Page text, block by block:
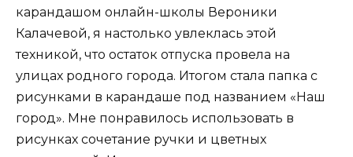
карандашом онлайн-школы Вероники
Калачевой, я настолько увлеклась этой
техникой, что остаток отпуска провела на
улицах родного города. Итогом стала папка с
рисунками в карандаше под названием «Наш
город». Мне понравилось использовать в
рисунках сочетание ручки и цветных